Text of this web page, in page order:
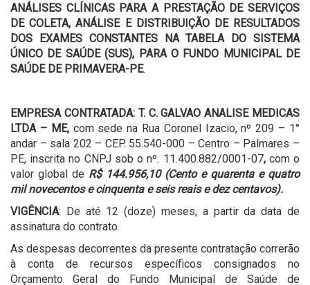
ANÁLISES CLÍNICAS PARA A PRESTAÇÃO DE SERVIÇOS
DE COLETA, ANÁLISE E DISTRIBUIÇÃO DE RESULTADOS
DOS EXAMES CONSTANTES NA TABELA DO SISTEMA
ÚNICO DE SAÚDE (SUS), PARA O FUNDO MUNICIPAL DE
SAÚDE DE PRIMAVERA-PE.
EMPRESA CONTRATADA: T. C. GALVAO ANALISE MEDICAS
LTDA – ME, com sede na Rua Coronel Izacio, nº 209 – 1°
andar – sala 202 – CEP. 55.540-000 – Centro – Palmares –
PE, inscrita no CNPJ sob o nº. 11.400.882/0001-07,com o
valor global de R$ 144.956,10 (Cento e quarenta e quatro
mil novecentos e cinquenta e seis reais e dez centavos).
VIGÊNCIA: De até 12 (doze) meses, a partir da data de
assinatura do contrato.
As despesas decorrentes da presente contratação correrão
à conta de recursos específicos consignados no
Orçamento Geral do Fundo Municipal de Saúde de